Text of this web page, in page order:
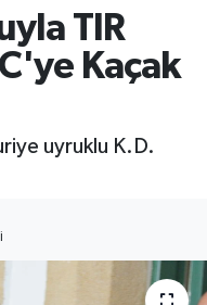
TIR
Kaçak
uyruklu K.D.